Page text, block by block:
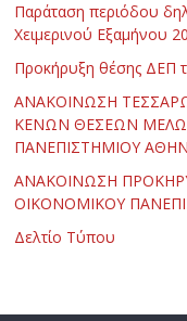
Παράταση περιόδου
Χειμερινού Εξαμήνου
Προκήρυξη θέσης ΔΕΠ
ΑΝΑΚΟΙΝΩΣΗ
ΚΕΝΩΝ ΘΕΣΕΩΝ
ΠΑΝΕΠΙΣΤΗΜΙΟΥ
ΑΝΑΚΟΙΝΩΣΗ
ΟΙΚΟΝΟΜΙΚΟΥ
Δελτίο Τύπου